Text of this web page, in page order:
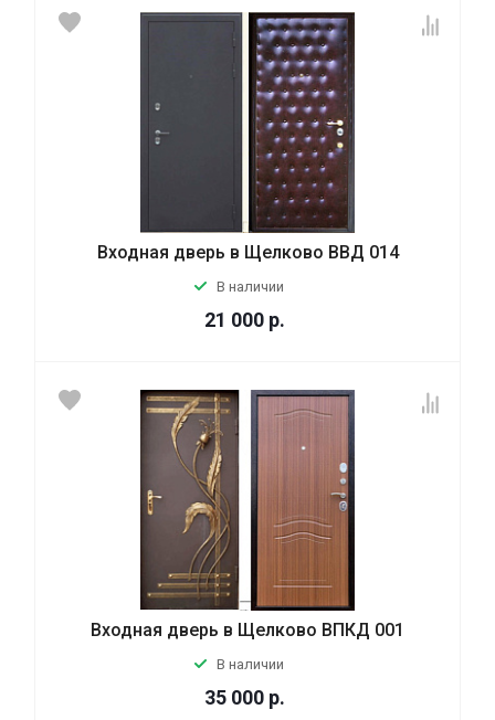
Входная дверь в Щелково ВВД 014
В наличии
21 000 р.
Входная дверь в Щелково ВПКД 001
В наличии
35 000 р.